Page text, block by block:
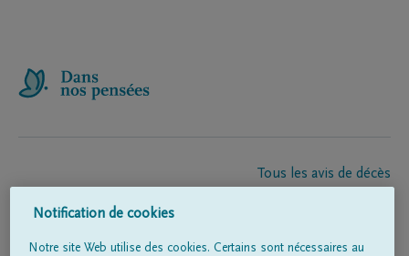
Tous les avis de décès
Entrepreneur de pompes funèbres
Notification de cookies
Notre site Web utilise des cookies. Certains sont nécessaires au